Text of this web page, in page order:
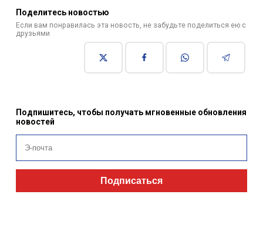
Поделитесь новостью
Если вам понравилась эта новость, не забудьте поделиться ею с
друзьями
Подпишитесь, чтобы получать мгновенные обновления
новостей
Подписаться